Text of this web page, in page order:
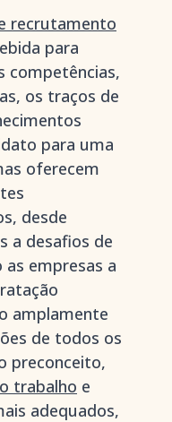
recrutamento
para
competências,
os traços de
para uma
oferecem
desde
a desafios de
empresas a
amplamente
de todos os
preconceito,
trabalho e
adequados,